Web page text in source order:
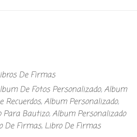
De Firmas
De Fotos Personalizado,Album
Recuerdos,Album Personalizado,
Para Bautizo,Album Personalizado
De Firmas, Libro De Firmas